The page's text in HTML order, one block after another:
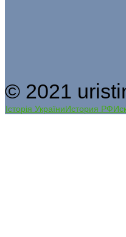
© 2021
Історія УкраїниИстория РФ